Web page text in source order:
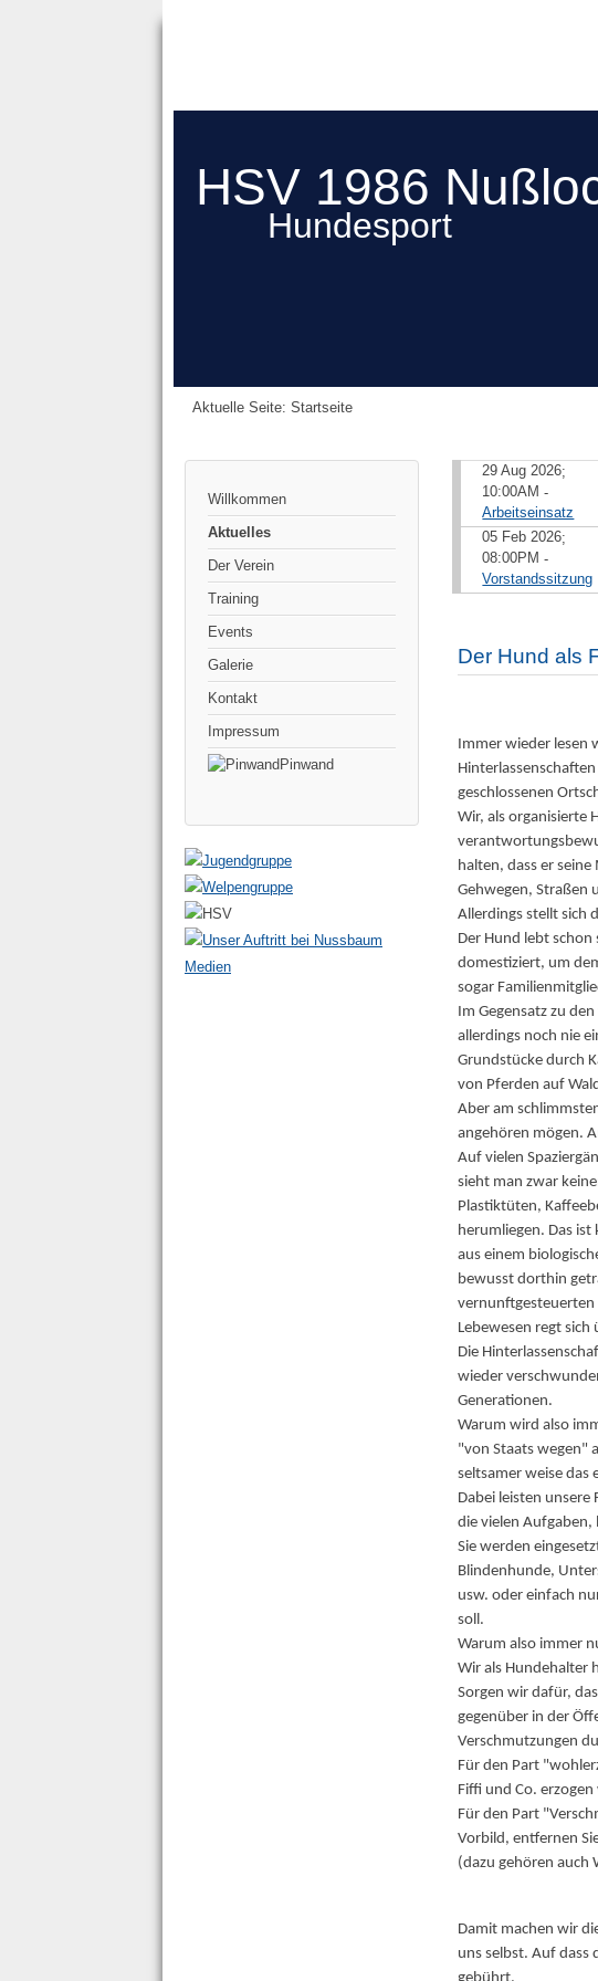
HSV 1986
Hundesport
Aktuelle Seite: Startseite
Willkommen
Aktuelles
Der Verein
Training
Events
Galerie
Kontakt
Impressum
Pinwand
29 Aug 2026;
10:00AM -
Arbeitseinsatz
05 Feb 2026;
08:00PM -
Vorstandssitzung
Der Hund als
Immer wieder lesen
geschlossenen
Wir, als organisierte
halten, dass er
Gehwegen, Straßen
Allerdings stellt sich
Der Hund lebt
domestiziert, um
sogar
Im Gegensatz zu
allerdings noch nie
Grundstücke durch
von Pferden auf
Aber am
angehören mögen.
Auf vielen
sieht man zwar
Plastiktüten,
herumliegen. Das
aus einem
bewusst dorthin
vernunftgesteuerten
Lebewesen regt
Die
wieder
Generationen.
Warum wird also
"von Staats wegen"
seltsamer weise das
Dabei leisten unsere
die vielen Aufgaben,
Sie werden
Blindenhunde,
usw. oder einfach
soll.
Warum also immer
Wir als Hundehalter
Sorgen wir dafür,
gegenüber in der
Verschmutzungen
Für den Part
Fiffi und Co.
Für den Part
Vorbild, entfernen
(dazu gehören auch
Damit machen wir
uns selbst. Auf dass